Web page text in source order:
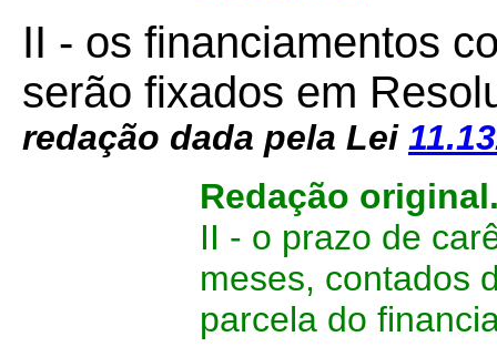
II - os financiamentos
serão fixados em
redação dada pela Lei
Redação
II - o prazo de
meses, contados
parcela do